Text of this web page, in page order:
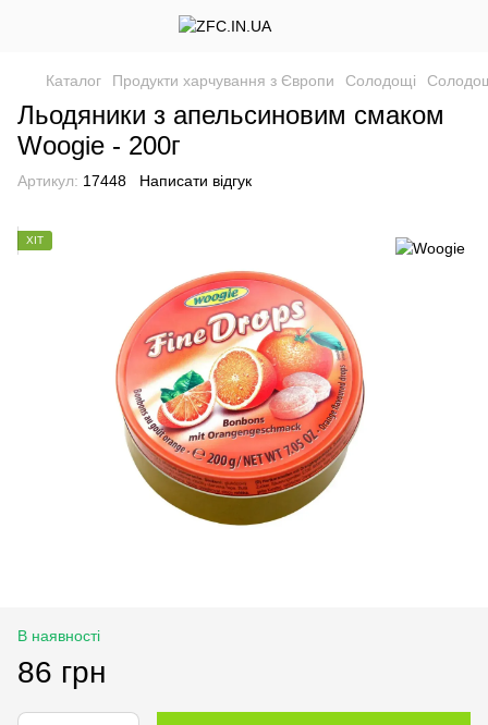
Каталог Продукти харчування з Європи Солодощі
Льодяники з апельсиновим смаком
Woogie - 200г
Артикул: 17448 Написати відгук
ХІТ
В наявності
86 грн